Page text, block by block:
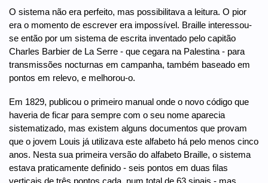
O sistema não era perfeito, mas possibilitava a leitura. O pior
era o momento de escrever era impossível. Braille interessou-
se então por um sistema de escrita inventado pelo capitão
Charles Barbier de La Serre - que cegara na Palestina - para
transmissões nocturnas em campanha, também baseado em
pontos em relevo, e melhorou-o.
Em 1829, publicou o primeiro manual onde o novo código que
haveria de ficar para sempre com o seu nome aparecia
sistematizado, mas existem alguns documentos que provam
que o jovem Louis já utilizava este alfabeto há pelo menos cinco
anos. Nesta sua primeira versão do alfabeto Braille, o sistema
estava praticamente definido - seis pontos em duas filas